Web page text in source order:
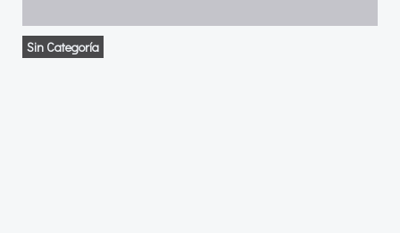
Sin Categoría